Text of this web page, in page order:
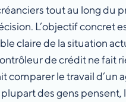
tout au long du
L’objectif concret
claire de la situation
de crédit ne fait
le travail d’un
des gens